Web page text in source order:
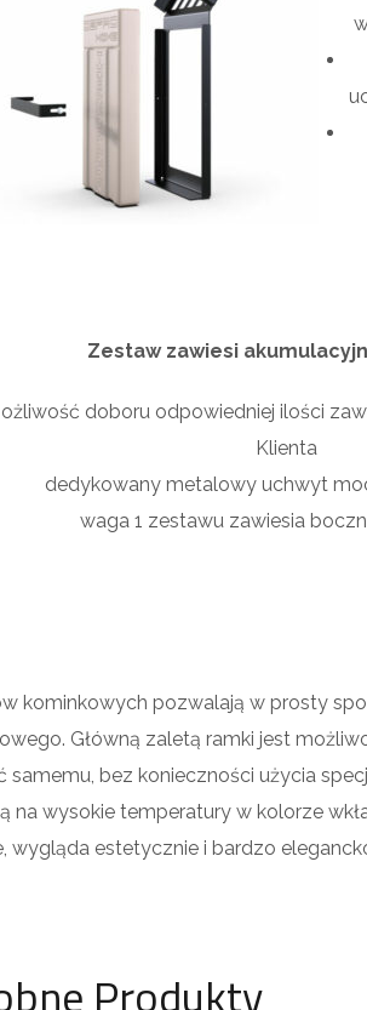
Zestaw zawiesi
doboru odpowiedniej ilości
Klienta
dedykowany metalowy uchwyt
waga 1 zestawu zawiesia
kominkowych pozwalają w prosty
Główną zaletą ramki jest
bez konieczności użycia
wysokie temperatury w kolorze
wygląda estetycznie i bardzo
Produkty